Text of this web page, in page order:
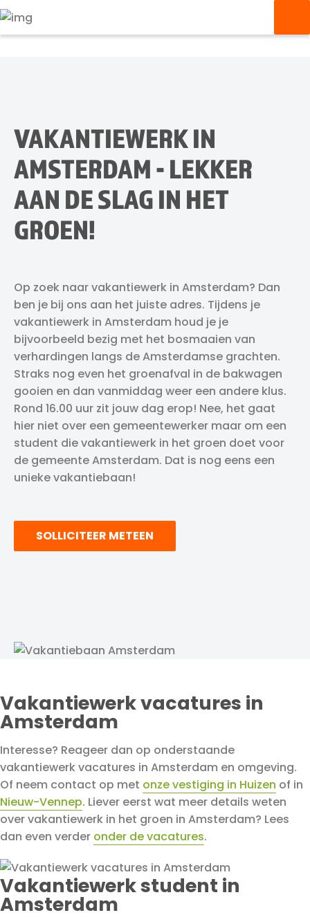
VAKANTIEWERK IN
AMSTERDAM - LEKKER
AAN DE SLAG IN HET
GROEN!
Op zoek naar vakantiewerk in Amsterdam? Dan
ben je bij ons aan het juiste adres. Tijdens je
vakantiewerk in Amsterdam houd je je
bijvoorbeeld bezig met het bosmaaien van
verhardingen langs de Amsterdamse grachten.
Straks nog even het groenafval in de bakwagen
gooien en dan vanmiddag weer een andere klus.
Rond 16.00 uur zit jouw dag erop! Nee, het gaat
hier niet over een gemeentewerker maar om een
student die vakantiewerk in het groen doet voor
de gemeente Amsterdam. Dat is nog eens een
unieke vakantiebaan!
SOLLICITEER METEEN
Vakantiewerk vacatures in
Amsterdam
Interesse? Reageer dan op onderstaande
vakantiewerk vacatures in Amsterdam en omgeving.
Of neem contact op met onze vestiging in Huizen of in
Nieuw-Vennep. Liever eerst wat meer details weten
over vakantiewerk in het groen in Amsterdam? Lees
dan even verder onder de vacatures.
Vakantiewerk student in
Amsterdam